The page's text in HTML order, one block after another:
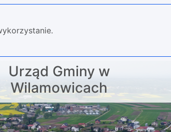
Urząd Gminy w
Wilamowicach